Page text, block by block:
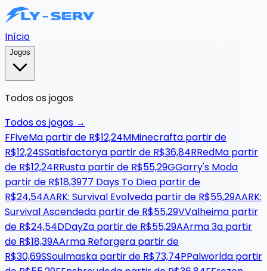
Início
Jogos
Todos os jogos
Todos os jogos →
FFiveMa partir de R$12,24MMinecrafta partir de
R$12,24SSatisfactorya partir de R$36,84RRedMa partir
de R$12,24RRusta partir de R$55,29GGarry's Moda
partir de R$18,3977 Days To Diea partir de
R$24,54AARK: Survival Evolveda partir de R$55,29AARK:
Survival Ascendeda partir de R$55,29VValheima partir
de R$24,54DDayZa partir de R$55,29AArma 3a partir
de R$18,39AArma Reforgera partir de
R$30,69SSoulmaska partir de R$73,74PPalworlda partir